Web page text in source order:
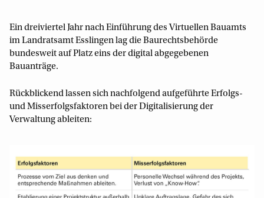
Ein dreiviertel Jahr nach Einführung des Virtuellen Bauamts
im Landratsamt Esslingen lag die Baurechtsbehörde
bundesweit auf Platz eins der digital abgegebenen
Bauanträge.
Rückblickend lassen sich nachfolgend aufgeführte Erfolgs-
und Misserfolgsfaktoren bei der Digitalisierung der
Verwaltung ableiten: